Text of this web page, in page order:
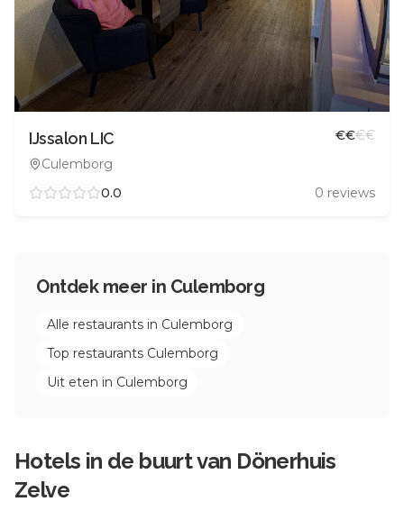
IJssalon LIC
Culemborg
€€€€
0.0 0 reviews
Ontdek meer in Culemborg
Alle restaurants in Culemborg
Top restaurants Culemborg
Uit eten in Culemborg
Hotels in de buurt van Dönerhuis
Zelve